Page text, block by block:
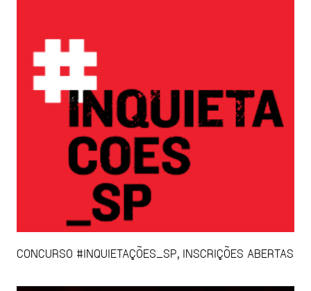
CONCURSO #INQUIETAÇÕES_SP, INSCRIÇÕES ABERTAS